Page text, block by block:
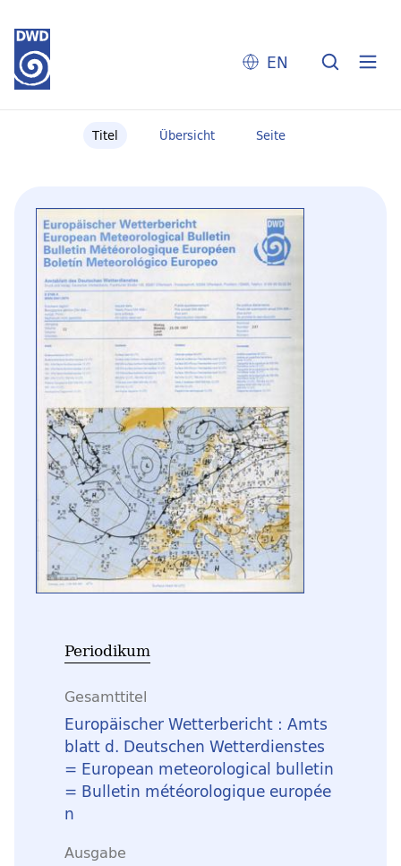
EN
Titel Übersicht Seite
Periodikum
Gesamttitel
Europäischer Wetterbericht : Amts
blatt d. Deutschen Wetterdienstes
= European meteorological bulletin
= Bulletin météorologique europée
n
Ausgabe